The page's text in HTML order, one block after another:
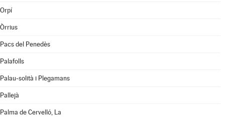
Orpí
Òrrius
Pacs del Penedès
Palafolls
Palau-solità i Plegamans
Pallejà
Palma de Cervelló, La